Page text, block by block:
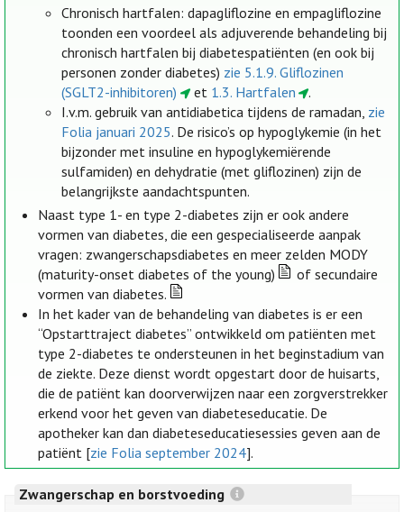
Chronisch hartfalen: dapagliflozine en empagliflozine
toonden een voordeel als adjuverende behandeling bij
chronisch hartfalen bij diabetespatiënten (en ook bij
personen zonder diabetes) zie 5.1.9. Gliflozinen
(SGLT2-inhibitoren)
et 1.3. Hartfalen
.
I.v.m. gebruik van antidiabetica tijdens de ramadan, zie
Folia januari 2025. De risico’s op hypoglykemie (in het
bijzonder met insuline en hypoglykemiërende
sulfamiden) en dehydratie (met gliflozinen) zijn de
belangrijkste aandachtspunten.
Naast type 1- en type 2-diabetes zijn er ook andere
vormen van diabetes, die een gespecialiseerde aanpak
vragen: zwangerschapsdiabetes en meer zelden MODY
(maturity-onset diabetes of the young)
of secundaire
vormen van diabetes.
In het kader van de behandeling van diabetes is er een
“Opstarttraject diabetes” ontwikkeld om patiënten met
type 2-diabetes te ondersteunen in het beginstadium van
de ziekte. Deze dienst wordt opgestart door de huisarts,
die de patiënt kan doorverwijzen naar een zorgverstrekker
erkend voor het geven van diabeteseducatie. De
apotheker kan dan diabeteseducatiesessies geven aan de
patiënt [zie Folia september 2024].
Zwangerschap en borstvoeding